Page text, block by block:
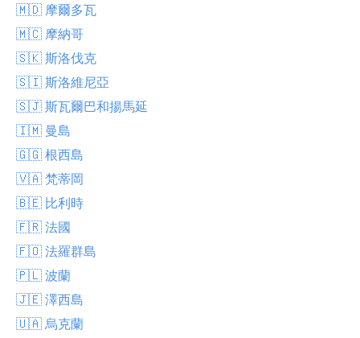
🇲🇩 摩爾多瓦
🇲🇨 摩納哥
🇸🇰 斯洛伐克
🇸🇮 斯洛維尼亞
🇸🇯 斯瓦爾巴和揚馬延
🇮🇲 曼島
🇬🇬 根西島
🇻🇦 梵蒂岡
🇧🇪 比利時
🇫🇷 法國
🇫🇴 法羅群島
🇵🇱 波蘭
🇯🇪 澤西島
🇺🇦 烏克蘭